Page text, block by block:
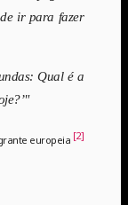
ir para fazer
Qual é a
europeia [2]